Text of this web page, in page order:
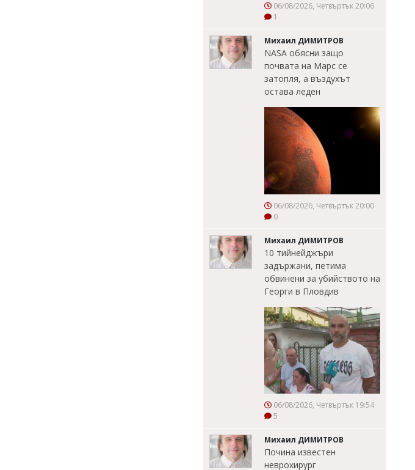
06/08/2026, Четвъртък 20:06
1
Михаил ДИМИТРОВ
NASA обясни защо
почвата на Марс се
затопля, а въздухът
остава леден
06/08/2026, Четвъртък 20:00
0
Михаил ДИМИТРОВ
10 тийнейджъри
задържани, петима
обвинени за убийството на
Георги в Пловдив
06/08/2026, Четвъртък 19:54
5
Михаил ДИМИТРОВ
Почина известен
неврохирург